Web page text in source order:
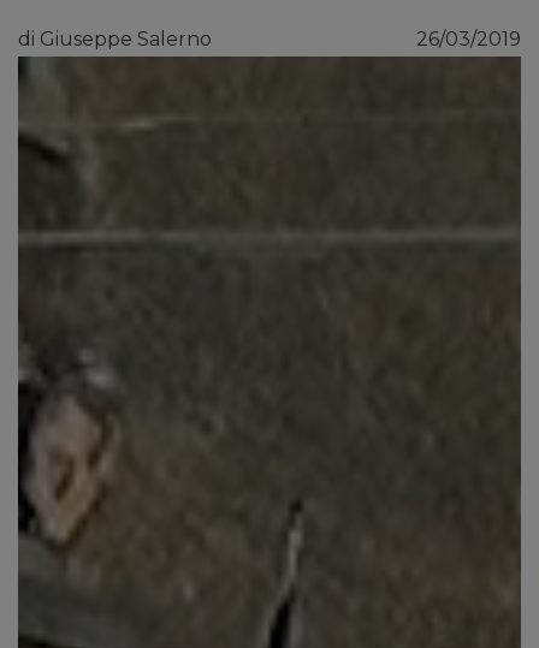
di Giuseppe Salerno 26/03/2019